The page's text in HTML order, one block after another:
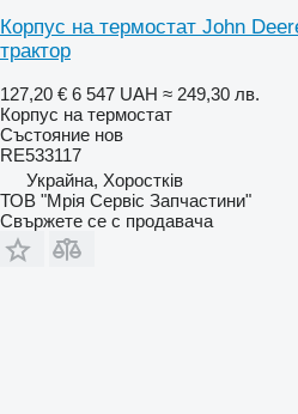
Корпус на термостат John
трактор
127,20 € 6 547 UAH ≈ 249,30 лв.
Корпус на термостат
Състояние нов
RE533117
Украйна, Хоростків
ТОВ "Мрія Сервіс Запчастини"
Свържете се с продавача